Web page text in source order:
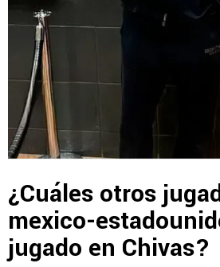
¿Cuáles otros
mexico-
jugado en Chivas?